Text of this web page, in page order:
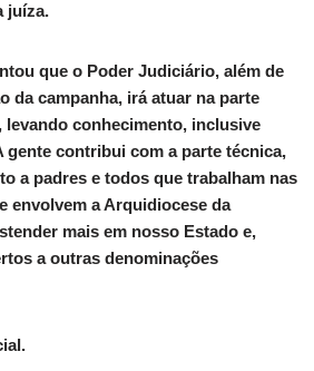
juíza.
que o Poder Judiciário, além de
da campanha, irá atuar na parte
levando conhecimento, inclusive
gente contribui com a parte técnica,
a padres e todos que trabalham nas
envolvem a Arquidiocese da
mais em nosso Estado e,
a outras denominações